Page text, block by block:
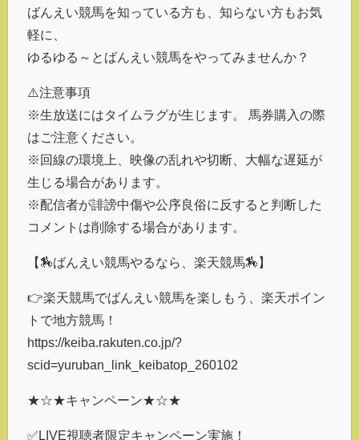
ばんえい競馬を知っている方も、知らない方もお気
軽に、
ゆるゆる～とばんえい競馬をやってみませんか？
⚠️注意事項
※生放送にはタイムラグが生じます。 馬券購入の際
はご注意ください。
※回線の環境上、映像の乱れや切断、大幅な遅延が
生じる場合があります。
※配信者が誹謗中傷や公序良俗に反すると判断した
コメントは削除する場合があります。
【🏇ばんえい競馬やるなら、楽天競馬🏇】
👉楽天競馬でばんえい競馬を楽しもう、楽天ポイン
トで地方競馬！
https://keiba.rakuten.co.jp/?
scid=yuruban_link_keibatop_260102
★☆★キャンペーン★☆★
✅LIVE視聴者限定キャンペーン実施！